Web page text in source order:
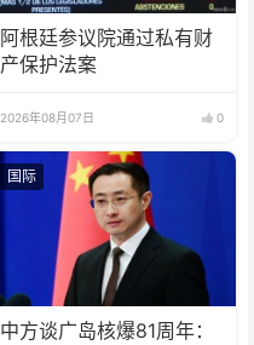
阿根廷参议院通过私有财
产保护法案
2026年08月07日 0
国际
中方谈广岛核爆81周年：